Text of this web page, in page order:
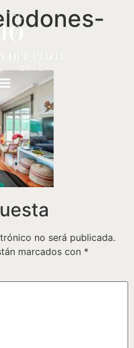
no será publicada.
marcados con *